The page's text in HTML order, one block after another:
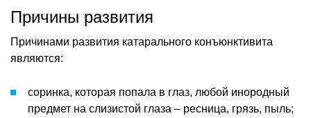
Причины развития
Причинами развития катарального конъюнктивита
являются:
соринка, которая попала в глаз, любой инородный
предмет на слизистой глаза – ресница, грязь, пыль;